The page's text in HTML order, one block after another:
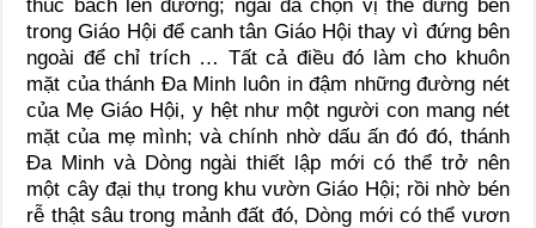
thúc bách lên đường; ngài đã chọn vị thế đứng bên
trong Giáo Hội để canh tân Giáo Hội thay vì đứng bên
ngoài để chỉ trích … Tất cả điều đó làm cho khuôn
mặt của thánh Ða Minh luôn in đậm những đường nét
của Mẹ Giáo Hội, y hệt như một người con mang nét
mặt của mẹ mình; và chính nhờ dấu ấn đó đó, thánh
Ða Minh và Dòng ngài thiết lập mới có thể trở nên
một cây đại thụ trong khu vườn Giáo Hội; rồi nhờ bén
rễ thật sâu trong mảnh đất đó, Dòng mới có thể vươn